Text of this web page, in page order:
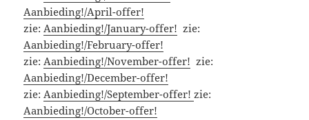
Aanbieding!/April-offer!
zie: Aanbieding!/January-offer! zie:
Aanbieding!/February-offer!
zie: Aanbieding!/November-offer! zie:
Aanbieding!/December-offer!
zie: Aanbieding!/September-offer!zie:
Aanbieding!/October-offer!